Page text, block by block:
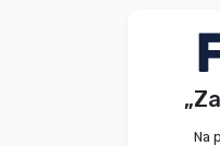
Na
Blagovne